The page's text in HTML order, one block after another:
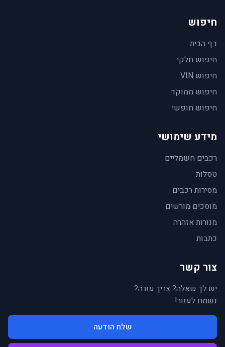
חיפוש
דף הבית
חיפוש חלקי
חיפוש VIN
חיפוש ממוקד
חיפוש חופשי
מידע שימושי
רכבים חשמליים
טסלות
מסירות רכבים
מוסכים מורשים
מנורות אזהרה
כתבות
צור קשר
יש לך שאלה? צריך עזרה?
נשמח לעזור!
שלח הודעה